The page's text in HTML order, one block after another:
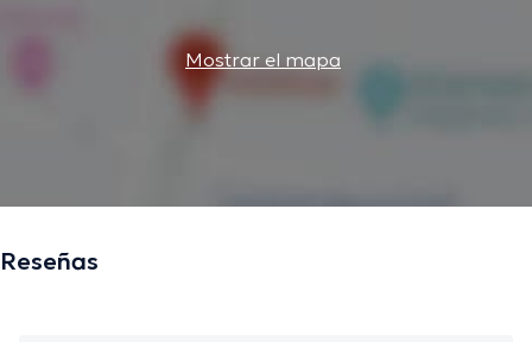
Mostrar el mapa
Reseñas